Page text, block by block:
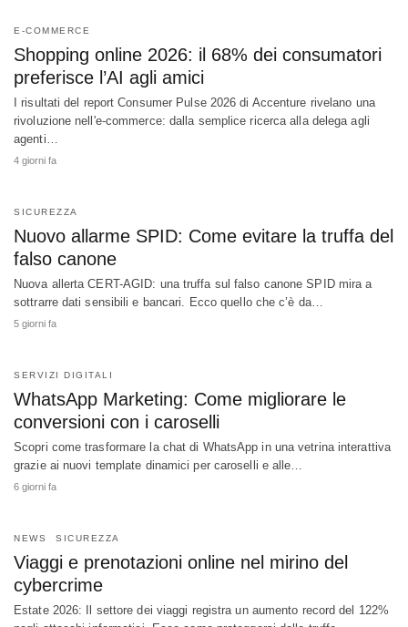
E-COMMERCE
Shopping online 2026: il 68% dei consumatori
preferisce l’AI agli amici
I risultati del report Consumer Pulse 2026 di Accenture rivelano una
rivoluzione nell'e-commerce: dalla semplice ricerca alla delega agli
agenti…
4 giorni fa
SICUREZZA
Nuovo allarme SPID: Come evitare la truffa del
falso canone
Nuova allerta CERT-AGID: una truffa sul falso canone SPID mira a
sottrarre dati sensibili e bancari. Ecco quello che c’è da…
5 giorni fa
SERVIZI DIGITALI
WhatsApp Marketing: Come migliorare le
conversioni con i caroselli
Scopri come trasformare la chat di WhatsApp in una vetrina interattiva
grazie ai nuovi template dinamici per caroselli e alle…
6 giorni fa
NEWS SICUREZZA
Viaggi e prenotazioni online nel mirino del
cybercrime
Estate 2026: Il settore dei viaggi registra un aumento record del 122%